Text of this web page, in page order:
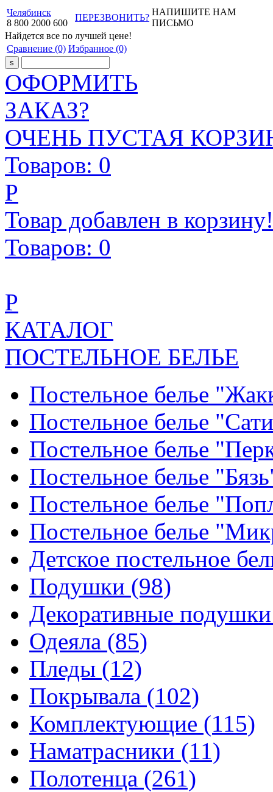
Челябинск
8 800 2000 600
ПЕРЕЗВОНИТЬ?
НАПИШИТЕ НАМ
ПИСЬМО
Найдется все по лучшей цене!
Сравнение (0) Избранное (0)
ОФОРМИТЬ
ЗАКАЗ?
ОЧЕНЬ ПУСТАЯ
Товаров: 0
Р
Товар добавлен в корзину!
Товаров: 0
Р
КАТАЛОГ
ПОСТЕЛЬНОЕ БЕЛЬЕ
Постельное белье
Постельное белье
Постельное белье
Постельное белье
Постельное белье
Постельное белье
Детское постельное
Подушки (98)
Декоративные
Одеяла (85)
Пледы (12)
Покрывала (102)
Комплектующие (115)
Наматрасники (11)
Полотенца (261)